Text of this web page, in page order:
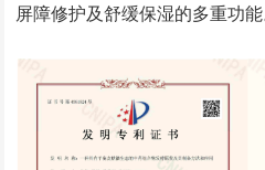
屏障修护及舒缓保湿的多重功能